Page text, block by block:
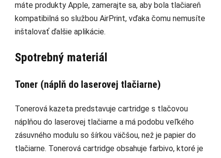
máte produkty Apple, zamerajte sa, aby bola tlačiareň
kompatibilná so službou AirPrint, vďaka čomu nemusíte
inštalovať ďalšie aplikácie.
Spotrebný materiál
Toner (náplň do laserovej tlačiarne)
Tonerová kazeta predstavuje cartridge s tlačovou
náplňou do laserovej tlačiarne a má podobu veľkého
zásuvného modulu so šírkou väčšou, než je papier do
tlačiarne. Tonerová cartridge obsahuje farbivo, ktoré je